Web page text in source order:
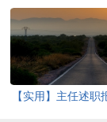
篇
【实用】主任述职